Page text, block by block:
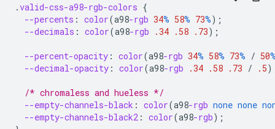
.valid-css-a98-rgb-colors {
--percents : color(a98-rgb 34% 58% 73%);
--decimals : color(a98-rgb .34 .58 .73);
--percent-opacity : color(a98-rgb 34% 58% 73% / 50
--decimal-opacity : color(a98-rgb .34 .58 .73 / .5
/* chromaless and hueless */
--empty-channels-black : color(a98-rgb none none
--empty-channels-black2 : color(a98-rgb);